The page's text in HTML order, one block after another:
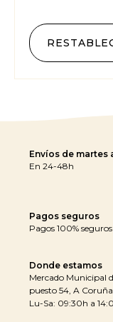
Envíos de martes
En 24-48h
Pagos seguros
Pagos 100% seguros
Donde estamos
Mercado Municipal
puesto 54, A Coruña.
Lu-Sa: 09:30h a